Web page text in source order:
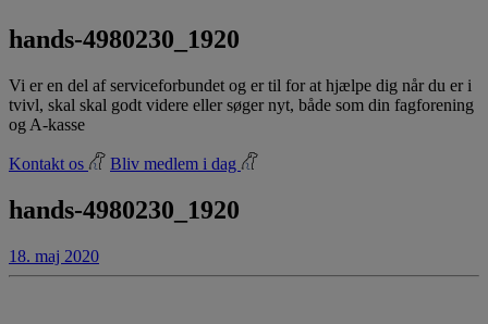
hands-4980230_1920
Vi er en del af serviceforbundet og er til for at hjælpe dig når du er i
tvivl, skal skal godt videre eller søger nyt, både som din fagforening
og A-kasse
Kontakt os Bliv medlem i dag
hands-4980230_1920
18. maj 2020